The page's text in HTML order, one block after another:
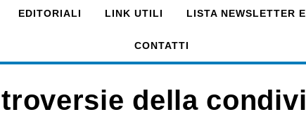
EDITORIALI LINK UTILI LISTA NEWSLETTER
CONTATTI
della